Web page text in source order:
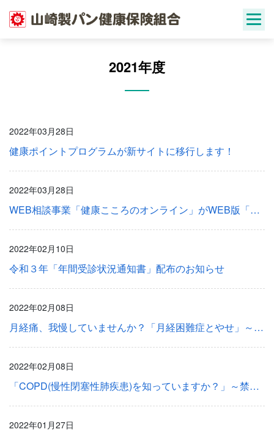
2021年度
2022年03月28日
健康ポイントプログラムが新サイトに移行します！
2022年03月28日
WEB相談事業「健康こころのオンライン」がWEB版「みんなの家庭の医学」にリニューアル！
2022年02月10日
令和３年「年間受診状況通知書」配布のお知らせ
2022年02月08日
月経痛、我慢していませんか？「月経困難症とやせ」～女性の健康情報～
2022年02月08日
「COPD(慢性閉塞性肺疾患)を知っていますか？」～禁煙豆知識⑤
2022年01月27日